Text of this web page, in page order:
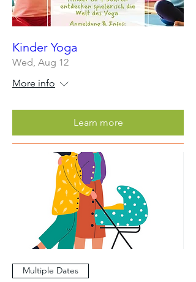
Kinder Yoga
Wed, Aug 12
More info
Learn more
Multiple Dates